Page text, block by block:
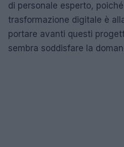
di personale esperto,
trasformazione digitale è
portare avanti questi
sembra soddisfare la